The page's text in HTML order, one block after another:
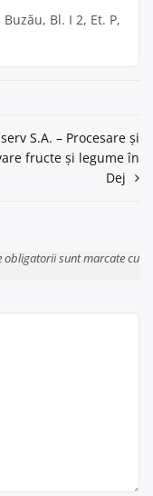
Bl. I 2, Et. P,
S.A. – Procesare și
fructe și legume în
Dej
obligatorii sunt marcate cu